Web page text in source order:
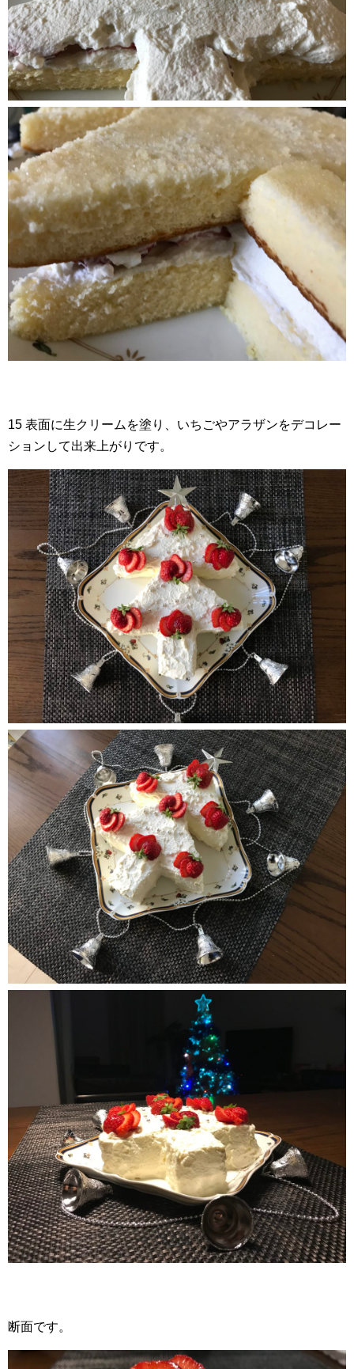
15 表面に生クリームを塗り、いちごやアラザンをデコレー
ションして出来上がりです。
断面です。